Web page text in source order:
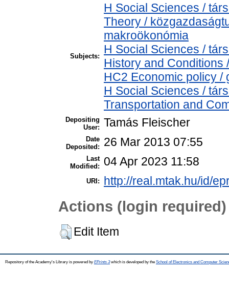
Subjects:
H Social Sciences /
Theory /
makroökonómia
H Social Sciences /
History and Conditions
HC2 Economic policy /
H Social Sciences /
Transportation and
Depositing
User: Tamás Fleischer
Date
Deposited:
26 Mar 2013 07:55
Last
Modified:
04 Apr 2023 11:58
URI: http://real.mtak.hu/id/
Actions (login required)
Edit Item
Repository of the Academy's Library is powered by EPrints 3which is developed by the School of Electronics and Computer